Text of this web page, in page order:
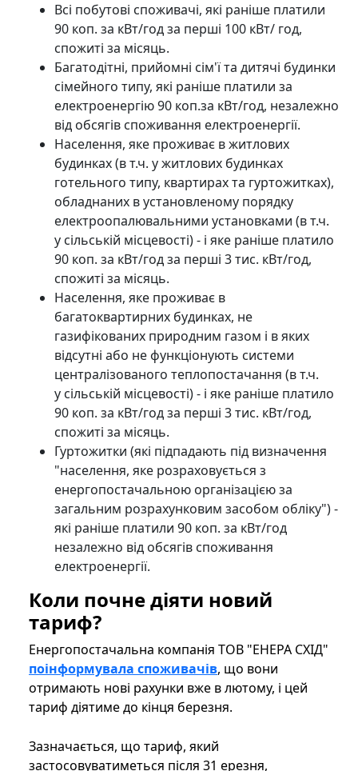
Всі побутові споживачі, які раніше платили
90 коп. за кВт/год за перші 100 кВт/ год,
спожиті за місяць.
Багатодітні, прийомні сім'ї та дитячі будинки
сімейного типу, які раніше платили за
електроенергію 90 коп.за кВт/год, незалежно
від обсягів споживання електроенергії.
Населення, яке проживає в житлових
будинках (в т.ч. у житлових будинках
готельного типу, квартирах та гуртожитках),
обладнаних в установленому порядку
електроопалювальними установками (в т.ч.
у сільській місцевості) - і яке раніше платило
90 коп. за кВт/год за перші 3 тис. кВт/год,
спожиті за місяць.
Населення, яке проживає в
багатоквартирних будинках, не
газифікованих природним газом і в яких
відсутні або не функціонують системи
централізованого теплопостачання (в т.ч.
у сільській місцевості) - і яке раніше платило
90 коп. за кВт/год за перші 3 тис. кВт/год,
спожиті за місяць.
Гуртожитки (які підпадають під визначення
"населення, яке розраховується з
енергопостачальною організацією за
загальним розрахунковим засобом обліку") -
які раніше платили 90 коп. за кВт/год
незалежно від обсягів споживання
електроенергії.
Коли почне діяти новий
тариф?
Енергопостачальна компанія ТОВ "ЕНЕРА СХІД"
поінформувала споживачів, що вони
отримають нові рахунки вже в лютому, і цей
тариф діятиме до кінця березня.
Зазначається, що тариф, який
застосовуватиметься після 31 ерезня,